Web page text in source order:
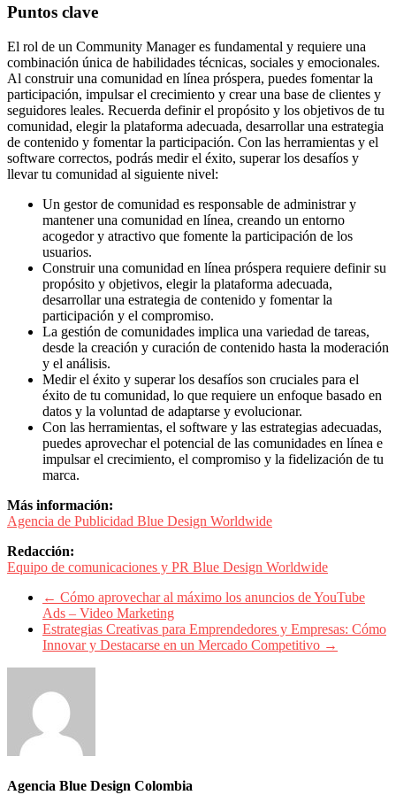
Puntos clave
El rol de un Community Manager es fundamental y requiere una
combinación única de habilidades técnicas, sociales y emocionales.
Al construir una comunidad en línea próspera, puedes fomentar la
participación, impulsar el crecimiento y crear una base de clientes y
seguidores leales. Recuerda definir el propósito y los objetivos de tu
comunidad, elegir la plataforma adecuada, desarrollar una estrategia
de contenido y fomentar la participación. Con las herramientas y el
software correctos, podrás medir el éxito, superar los desafíos y
llevar tu comunidad al siguiente nivel:
Un gestor de comunidad es responsable de administrar y
mantener una comunidad en línea, creando un entorno
acogedor y atractivo que fomente la participación de los
usuarios.
Construir una comunidad en línea próspera requiere definir su
propósito y objetivos, elegir la plataforma adecuada,
desarrollar una estrategia de contenido y fomentar la
participación y el compromiso.
La gestión de comunidades implica una variedad de tareas,
desde la creación y curación de contenido hasta la moderación
y el análisis.
Medir el éxito y superar los desafíos son cruciales para el
éxito de tu comunidad, lo que requiere un enfoque basado en
datos y la voluntad de adaptarse y evolucionar.
Con las herramientas, el software y las estrategias adecuadas,
puedes aprovechar el potencial de las comunidades en línea e
impulsar el crecimiento, el compromiso y la fidelización de tu
marca.
Más información:
Agencia de Publicidad Blue Design Worldwide
Redacción:
Equipo de comunicaciones y PR Blue Design Worldwide
← Cómo aprovechar al máximo los anuncios de YouTube
Ads – Video Marketing
Estrategias Creativas para Emprendedores y Empresas: Cómo
Innovar y Destacarse en un Mercado Competitivo →
Agencia Blue Design Colombia